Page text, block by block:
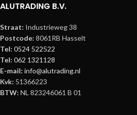
ALUTRADING B.V.
Straat: Industrieweg 38
Postcode: 8061RB Hasselt
Tel: 0524 522522
Tel: 062 1321128
E-mail: info@alutrading.nl
Kvk: 51366223
BTW: NL 823246061 B 01